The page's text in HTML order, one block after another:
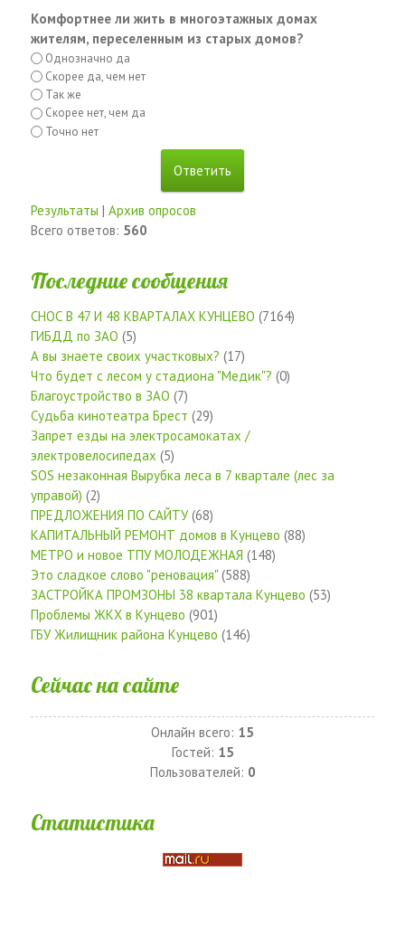
Комфортнее ли жить в многоэтажных домах
жителям, переселенным из старых домов?
Однозначно да
Скорее да, чем нет
Так же
Скорее нет, чем да
Точно нет
Результаты | Архив опросов
Всего ответов: 560
Последние сообщения
СНОС В 47 И 48 КВАРТАЛАХ КУНЦЕВО (7164)
ГИБДД по ЗАО (5)
А вы знаете своих участковых? (17)
Что будет с лесом у стадиона "Медик"? (0)
Благоустройство в ЗАО (7)
Судьба кинотеатра Брест (29)
Запрет езды на электросамокатах /
электровелосипедах (5)
SOS незаконная Вырубка леса в 7 квартале (лес за
управой) (2)
ПРЕДЛОЖЕНИЯ ПО САЙТУ(68)
КАПИТАЛЬНЫЙ РЕМОНТ домов в Кунцево (88)
МЕТРО и новое ТПУ МОЛОДЕЖНАЯ (148)
Это сладкое слово "реновация" (588)
ЗАСТРОЙКА ПРОМЗОНЫ 38 квартала Кунцево (53)
Проблемы ЖКХ в Кунцево (901)
ГБУ Жилищник района Кунцево (146)
Сейчас на сайте
Онлайн всего: 15
Гостей: 15
Пользователей: 0
Статистика